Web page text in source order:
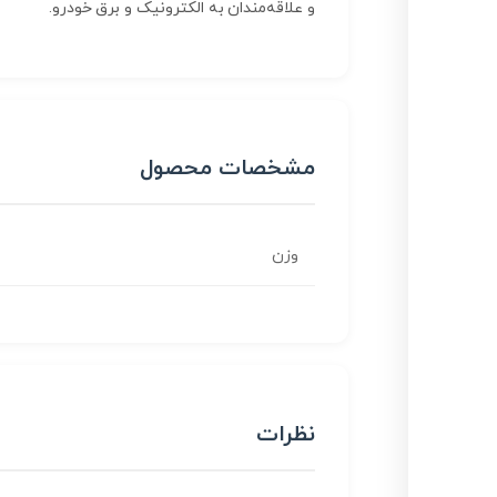
و علاقه‌مندان به الکترونیک و برق خودرو.
مشخصات محصول
وزن
نظرات